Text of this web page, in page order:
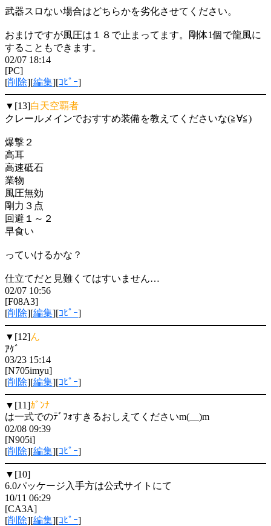
武器スロない場合はどちらかを劣化させてください。
おまけですが風圧は１８で止まってます。剛体1個で龍風に
することもできます。
02/07 18:14
[PC]
[削除][編集][ｺﾋﾟｰ]
▼[13]白天空覇者
クレールメインでおすすめ装備を教えてくださいな(≧∀≦)
爆撃２
高耳
高速砥石
業物
風圧無効
剛力３点
回避１～２
早食い
っていけるかな？
仕立てだと見難くてはすいません…
02/07 10:56
[F08A3]
[削除][編集][ｺﾋﾟｰ]
▼[12]ん
ｱｹﾞ
03/23 15:14
[N705imyu]
[削除][編集][ｺﾋﾟｰ]
▼[11]ｶﾞﾝﾅ
は一式でのﾃﾞﾌｫすきるおしえてくださいm(__)m
02/08 09:39
[N905i]
[削除][編集][ｺﾋﾟｰ]
▼[10]
6.0パッケージ入手方は公式サイトにて
10/11 06:29
[CA3A]
[削除][編集][ｺﾋﾟｰ]